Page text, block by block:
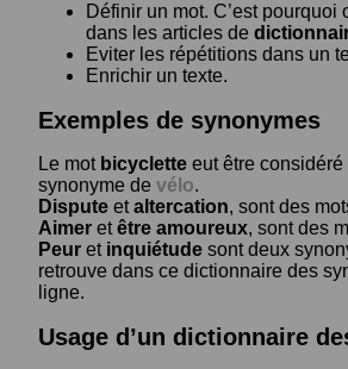
Définir un mot. C’est pourquoi
dans les articles de
Eviter les répétitions dans un
Enrichir un texte.
Exemples de synonymes
Le mot bicyclette eut être considéré
synonyme de vélo.
Dispute etaltercation, sont des
Aimer etêtre amoureux, sont des
Peur et inquiétude sont deux
retrouve dans ce dictionnaire des
ligne.
Usage d’un dictionnaire